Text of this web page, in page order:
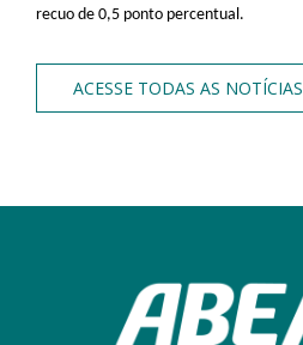
recuo de 0,5 ponto percentual.
ACESSE TODAS AS NOTÍCIAS